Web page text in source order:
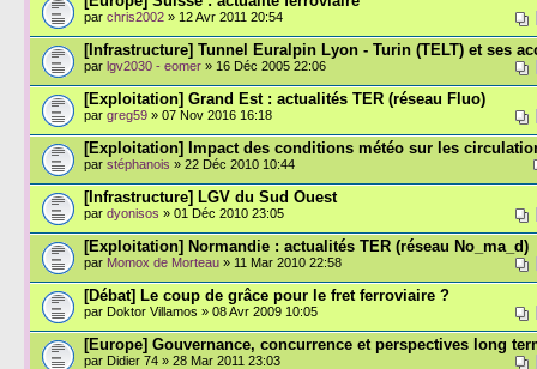
par chris2002 » 12 Avr 2011 20:54
[Infrastructure] Tunnel Euralpin Lyon - Turin (TELT) et ses
par lgv2030 - eomer » 16 Déc 2005 22:06
[Exploitation] Grand Est : actualités TER (réseau Fluo)
par greg59 » 07 Nov 2016 16:18
[Exploitation] Impact des conditions météo sur les
par stéphanois » 22 Déc 2010 10:44
[Infrastructure] LGV du Sud Ouest
par dyonisos » 01 Déc 2010 23:05
[Exploitation] Normandie : actualités TER (réseau No_ma_d)
par Momox de Morteau » 11 Mar 2010 22:58
[Débat] Le coup de grâce pour le fret ferroviaire ?
par Doktor Villamos » 08 Avr 2009 10:05
[Europe] Gouvernance, concurrence et perspectives long
par Didier 74 » 28 Mar 2011 23:03